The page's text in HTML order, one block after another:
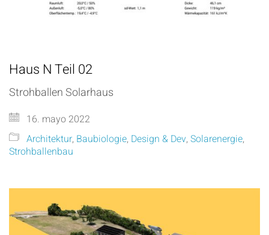
Haus N Teil 02
Strohballen Solarhaus
16. mayo 2022
Architektur, Baubiologie, Design & Dev, Solarenergie,
Strohballenbau